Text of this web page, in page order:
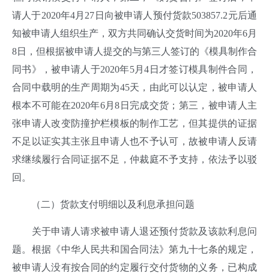
请人于2020年4月27日向被申请人预付货款503857.2元后通
知被申请人组织生产，双方共同确认交货时间为2020年6月
8日，但根据被申请人提交的与第三人签订的《模具制作合
同书》，被申请人于2020年5月4日才签订模具制件合同，
合同中载明的生产周期为45天，由此可以认定，被申请人
根本不可能在2020年6月8日完成交货；第三，被申请人主
张申请人改变防撞护栏模板的制作工艺，但其提供的证据
不足以证实其主张且申请人也不予认可，故被申请人反请
求继续履行合同证据不足，仲裁庭不予支持，依法予以驳
回。
（二）货款支付明细以及利息承担问题
关于申请人请求被申请人退还预付货款及该款利息问
题。根据《中华人民共和国合同法》第九十七条的规定，
被申请人没有按合同的约定履行交付货物的义务，已构成